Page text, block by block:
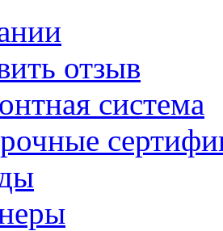
отзыв
система